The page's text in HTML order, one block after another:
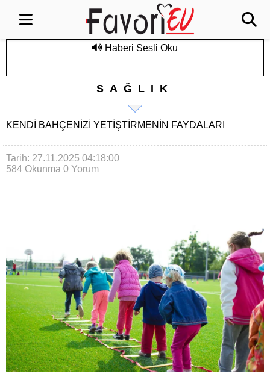
Haberi Sesli Oku
SAĞLIK
KENDI BAHÇENIZI YETIŞTIRMENIN FAYDALARI
Tarih: 27.11.2025 04:18:00
584 Okunma 0 Yorum